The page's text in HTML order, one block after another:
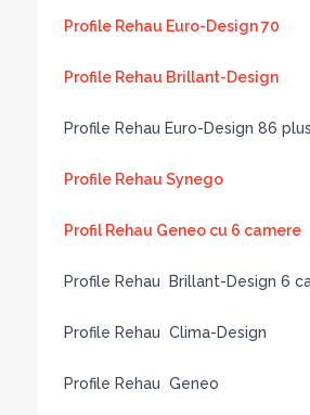
Profile Rehau Euro-Design 70
Profile Rehau Brillant-Design
Profile Rehau Euro-Design 86
Profile Rehau Synego
Profil Rehau Geneo cu 6 camere
Profile Rehau Brillant-Design 6
Profile Rehau Clima-Design
Profile Rehau Geneo